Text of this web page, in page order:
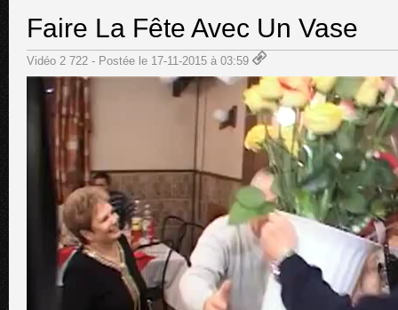
Faire La Fête Avec Un Vase
Vidéo 2 722 - Postée le 17-11-2015 à 03:59